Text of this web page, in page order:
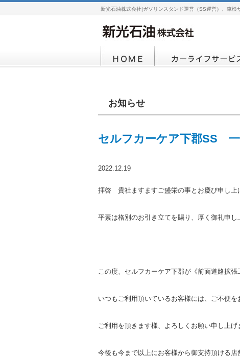
新光石油株式会社|ガソリンスタンド運営（SS運営）、車検
お知らせ
セルフカーケア下郡SS
2022.12.19
拝啓 貴社ますますご盛栄の事とお慶び申し上
平素は格別のお引き立てを賜り、厚く御礼申し
この度、セルフカーケア下郡が《前面道路拡
いつもご利用頂いているお客様には、ご不便
ご利用を頂きます様、よろしくお願い申し上げ
今後も今まで以上にお客様から御支持頂ける